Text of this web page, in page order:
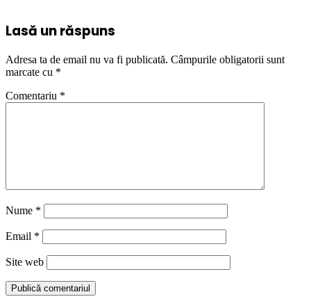
Lasă un răspuns
Adresa ta de email nu va fi publicată. Câmpurile obligatorii sunt
marcate cu *
Comentariu *
Nume *
Email *
Site web